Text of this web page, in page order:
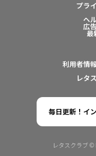
プラ
ヘ
広
最
利用者情
レタ
毎日更新！イ
レタスクラブ ©